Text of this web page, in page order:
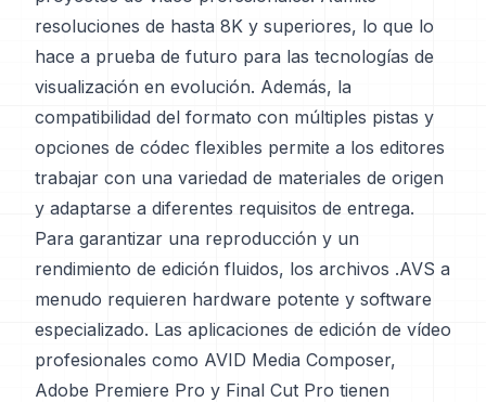
resoluciones de hasta 8K y superiores, lo que lo
hace a prueba de futuro para las tecnologías de
visualización en evolución. Además, la
compatibilidad del formato con múltiples pistas y
opciones de códec flexibles permite a los editores
trabajar con una variedad de materiales de origen
y adaptarse a diferentes requisitos de entrega.
Para garantizar una reproducción y un
rendimiento de edición fluidos, los archivos .AVS a
menudo requieren hardware potente y software
especializado. Las aplicaciones de edición de vídeo
profesionales como AVID Media Composer,
Adobe Premiere Pro y Final Cut Pro tienen